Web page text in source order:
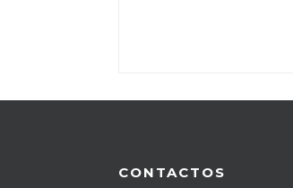
CONTACTOS